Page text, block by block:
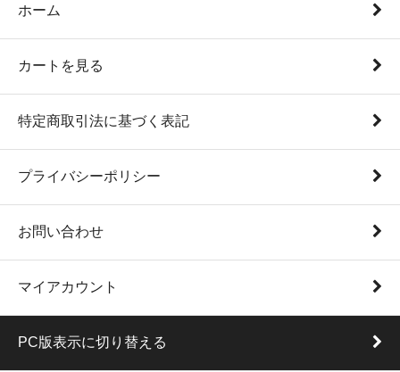
ホーム
カートを見る
特定商取引法に基づく表記
プライバシーポリシー
お問い合わせ
マイアカウント
PC版表示に切り替える